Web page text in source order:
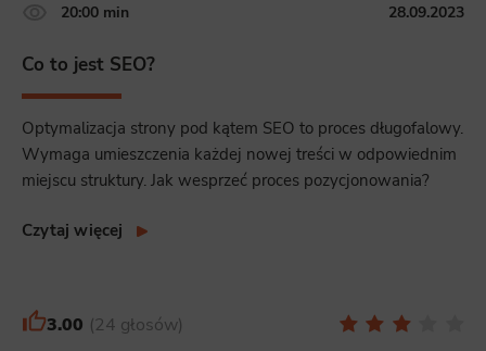
20:00 min 28.09.2023
Co to jest SEO?
Optymalizacja strony pod kątem SEO to proces długofalowy.
Wymaga umieszczenia każdej nowej treści w odpowiednim
miejscu struktury. Jak wesprzeć proces pozycjonowania?
Czytaj więcej
3.00 24 głosów